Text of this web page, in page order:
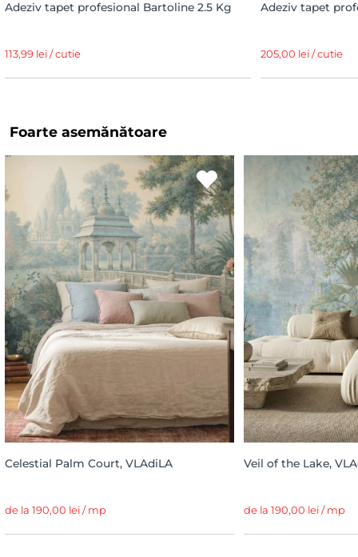
Adeziv tapet profesional Bartoline 2.5 Kg
113,99 lei / cutie
Adeziv tapet
205,00 lei / cutie
Foarte asemănătoare
Celestial Palm Court, VLAdiLA
de la 190,00 lei / mp
Veil of the Lake,
de la 190,00 lei / mp